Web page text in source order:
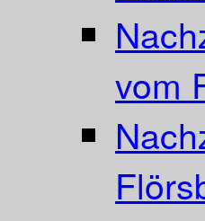
vom